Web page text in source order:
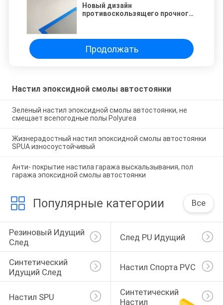
Новый дизайн
противоскользящего прочного
производителя
Продолжать
Настил эпоксидной смолы автостоянки
Зеленый настил эпоксидной смолы автостоянки, не
смещает всепогодные полы Polyurea
Жизнерадостный настил эпоксидной смолы автостоянки
SPUA износоустойчивый
Анти- покрытие настила гаража выскальзывания, пол
гаража эпоксидной смолы автостоянки
Популярные категории Все
Резиновый Идущий
След
След PU Идущий
Синтетический
Идущий След
Настил Спорта PVC
Настил SPU
Синтетический
Настил